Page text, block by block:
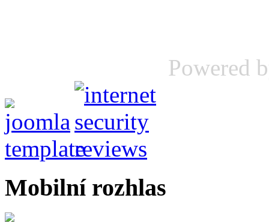
Powered
Mobilní rozhlas